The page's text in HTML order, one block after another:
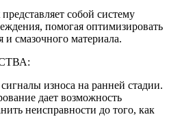
собой систему
помогая оптимизировать
и смазочного материала.
износа на ранней стадии.
дает возможность
неисправности до того, как